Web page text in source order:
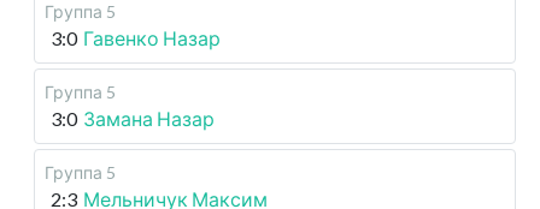
Группа 5
3:0 Гавенко Назар
Группа 5
3:0 Замана Назар
Группа 5
2:3 Мельничук Максим